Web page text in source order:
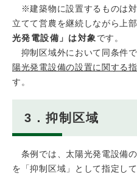
※建築物に設置するものは
立てて営農を継続しながら上
光発電設備」は対象です。
抑制区域外において同条件
陽光発電設備の設置に関する
す。
3．抑制区域
条例では、太陽光発電設備
を「抑制区域」として指定して